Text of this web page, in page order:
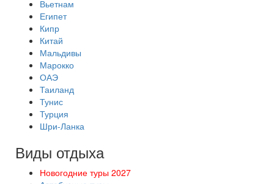
Вьетнам
Египет
Кипр
Китай
Мальдивы
Марокко
ОАЭ
Таиланд
Тунис
Турция
Шри-Ланка
Виды отдыха
Новогодние туры 2027